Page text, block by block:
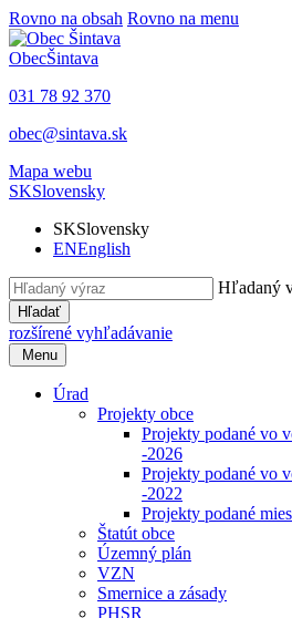
Rovno na obsah Rovno na menu
ObecŠintava
031 78 92 370
obec@sintava.sk
Mapa webu
SKSlovensky
SKSlovensky
ENEnglish
Hľadaný
Hľadať
rozšírené vyhľadávanie
Menu
Úrad
Projekty obce
Projekty podané vo
-2026
Projekty podané vo
-2022
Projekty podané
Štatút obce
Územný plán
VZN
Smernice a zásady
PHSR